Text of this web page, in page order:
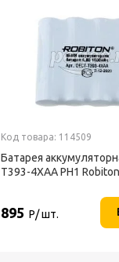
Код товара: 114509
Батарея
T393-4XAA PH1 Robiton
895 Р/ шт.